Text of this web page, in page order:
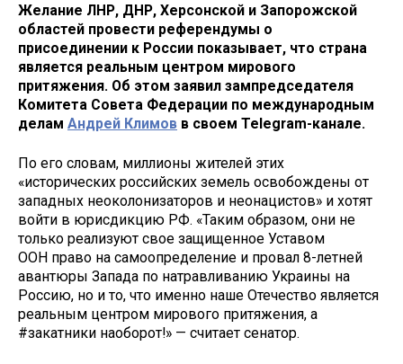
Желание ЛНР, ДНР, Херсонской и Запорожской
областей провести референдумы о
присоединении к России показывает, что страна
является реальным центром мирового
притяжения. Об этом заявил зампредседателя
Комитета Совета Федерации по международным
делам Андрей Климов в своем Telegram-канале.
По его словам, миллионы жителей этих
«исторических российских земель освобождены от
западных неоколонизаторов и неонацистов» и хотят
войти в юрисдикцию РФ. «Таким образом, они не
только реализуют свое защищенное Уставом
ООН право на самоопределение и провал 8-летней
авантюры Запада по натравливанию Украины на
Россию, но и то, что именно наше Отечество является
реальным центром мирового притяжения, а
#закатники наоборот!» — считает сенатор.